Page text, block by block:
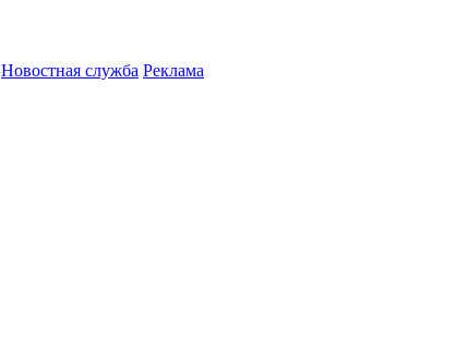
Новостная служба Реклама